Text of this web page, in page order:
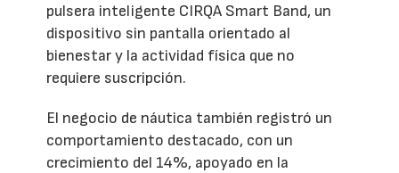
pulsera inteligente CIRQA Smart Band, un
dispositivo sin pantalla orientado al
bienestar y la actividad física que no
requiere suscripción.
El negocio de náutica también registró un
comportamiento destacado, con un
crecimiento del 14%, apoyado en la